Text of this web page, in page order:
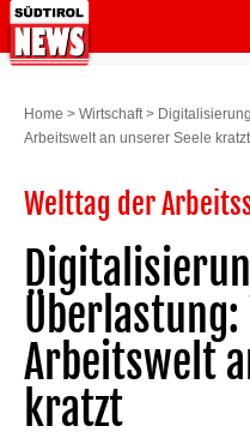
Home > Wirtschaft>
Arbeitswelt an unserer Seele kratzt
Welttag der
Arbeitswelt
kratzt